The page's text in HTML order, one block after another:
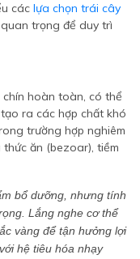
các lựa chọn trái cây
trọng để duy trì
hoàn toàn, có thể
ra các hợp chất khó
trường hợp nghiêm
ăn (bezoar), tiềm
bổ dưỡng, nhưng tính
Lắng nghe cơ thể
vàng để tận hưởng lợi
hệ tiêu hóa nhạy